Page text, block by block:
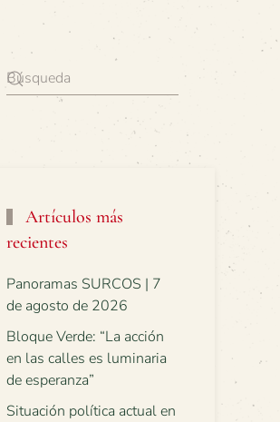
Artículos más
recientes
Panoramas SURCOS | 7
de agosto de 2026
Bloque Verde: “La acción
en las calles es luminaria
de esperanza”
Situación política actual en